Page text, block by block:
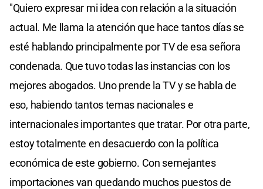
"Quiero expresar mi idea con relación a la situación
actual. Me llama la atención que hace tantos días se
esté hablando principalmente por TV de esa señora
condenada. Que tuvo todas las instancias con los
mejores abogados. Uno prende la TV y se habla de
eso, habiendo tantos temas nacionales e
internacionales importantes que tratar. Por otra parte,
estoy totalmente en desacuerdo con la política
económica de este gobierno. Con semejantes
importaciones van quedando muchos puestos de